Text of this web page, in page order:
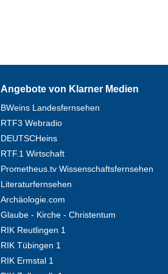
Angebote von Klarner Medien
BWeins Landesfernsehen
RTF3 Webradio
DEUTSCHeins
RTF.1 Wirtschaft
Prometheus.tv Wissenschaftsfernsehen
Literaturfernsehen
Archäologie.com
Glaube - Kirche - Christentum
RIK Reutlingen 1
RIK Tübingen 1
RIK Ermstal 1